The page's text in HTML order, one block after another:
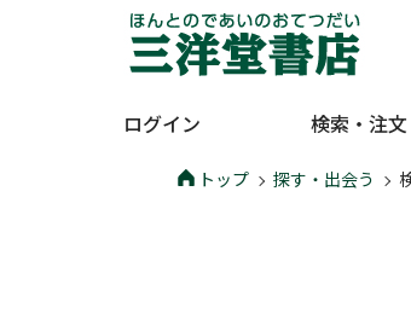
ログイン 検索・注文
トップ 探す・出会う